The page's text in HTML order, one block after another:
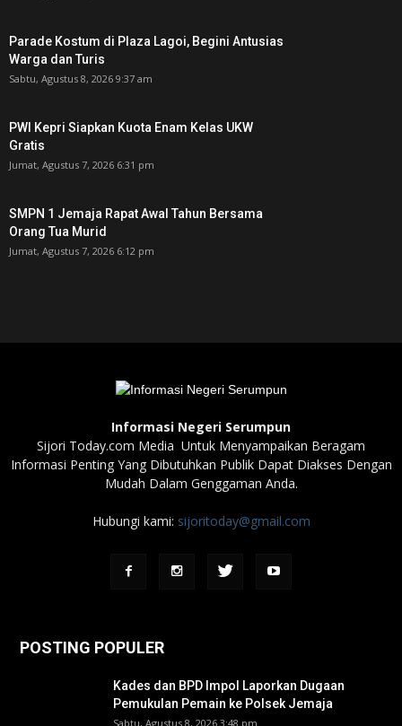
Parade Kostum di Plaza Lagoi, Begini Antusias
Warga dan Turis
Sabtu, Agustus 8, 2026 9:37 am
PWI Kepri Siapkan Kuota Enam Kelas UKW
Gratis
Jumat, Agustus 7, 2026 6:31 pm
SMPN 1 Jemaja Rapat Awal Tahun Bersama
Orang Tua Murid ‎
Jumat, Agustus 7, 2026 6:12 pm
Informasi Negeri Serumpun
Sijori Today.com Media Untuk Menyampaikan Beragam
Informasi Penting Yang Dibutuhkan Publik Dapat Diakses Dengan
Mudah Dalam Genggaman Anda.
Hubungi kami: sijoritoday@gmail.com
POSTING POPULER
Kades dan BPD Impol Laporkan Dugaan
Pemukulan Pemain ke Polsek Jemaja
Sabtu, Agustus 8, 2026 3:48 pm